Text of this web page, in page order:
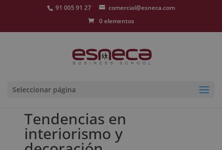
91 005 91 27
comercial@esneca.com
0 elementos
Seleccionar página
Tendencias en
interiorismo y